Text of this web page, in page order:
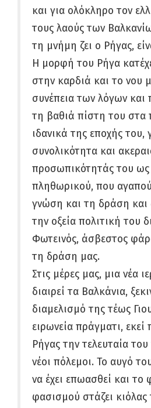
και για ολόκληρο τον
τους λαούς των
τη μνήμη ζει ο Ρήγας,
Η μορφή του Ρήγα
στην καρδιά και το νου
συνέπεια των λόγων και
τη βαθιά πίστη του στα
ιδανικά της εποχής του,
συνολικότητα και
προσωπικότητάς του
πληθωρικού, που
γνώση και τη δράση και
την οξεία πολιτική του
Φωτεινός, άσβεστος
τη δράση μας.
Στις μέρες μας, μια νέα
διαιρεί τα Βαλκάνια,
διαμελισμό της τέως
ειρωνεία πράγματι,
Ρήγας την τελευταία
νέοι πόλεμοι. Το αυγό
να έχει επωασθεί και το
φασισμού στάζει